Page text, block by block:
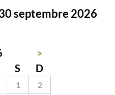
septembre 2026
>
S D
1
2